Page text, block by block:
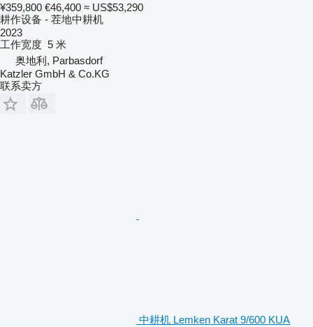
¥359,800 €46,400 ≈ US$53,290
耕作设备 - 茬地中耕机
2023
工作宽度 5 米
奥地利, Parbasdorf
Katzler GmbH & Co.KG
联系卖方
中耕机 Lemken Karat 9/600 KUA